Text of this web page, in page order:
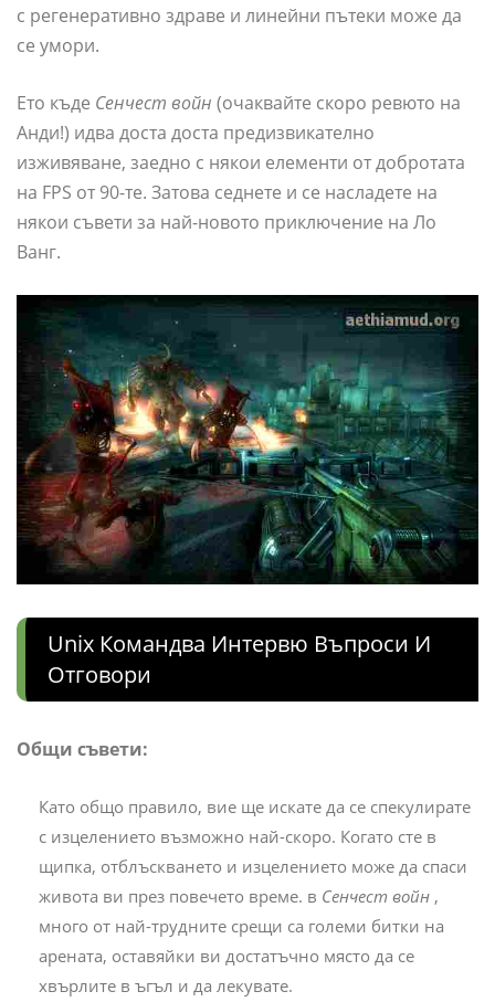
с регенеративно здраве и линейни пътеки може да
се умори.
Ето къде Сенчест войн (очаквайте скоро ревюто на
Анди!) идва доста доста предизвикателно
изживяване, заедно с някои елементи от добротата
на FPS от 90-те. Затова седнете и се насладете на
някои съвети за най-новото приключение на Ло
Ванг.
Unix Командва Интервю Въпроси И
Отговори
Общи съвети:
Като общо правило, вие ще искате да се спекулирате
с изцелението възможно най-скоро. Когато сте в
щипка, отблъскването и изцелението може да спаси
живота ви през повечето време. в Сенчест войн ,
много от най-трудните срещи са големи битки на
арената, оставяйки ви достатъчно място да се
хвърлите в ъгъл и да лекувате.